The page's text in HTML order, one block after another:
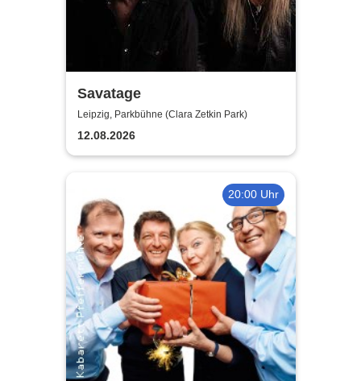
Savatage
Leipzig, Parkbühne (Clara Zetkin Park)
12.08.2026
20:00 Uhr